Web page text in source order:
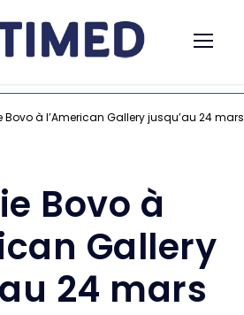
Bovo à l’American Gallery jusqu’au 24 mars
Bovo à
Gallery
24 mars